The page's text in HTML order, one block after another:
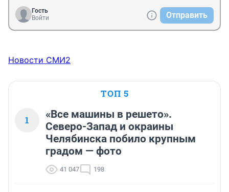
Гость
Войти
Отправить
Новости СМИ2
ТОП 5
1
«Все машины в решето».
Северо-Запад и окраины
Челябинска побило крупным
градом — фото
41 047 198